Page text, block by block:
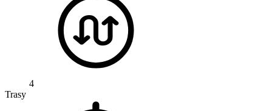
4
Trasy